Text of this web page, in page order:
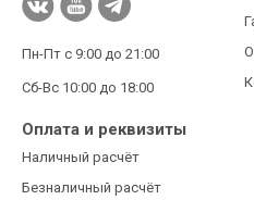
Пн-Пт с 9:00 до 21:00
Сб-Вс 10:00 до 18:00
Оплата и реквизиты
Наличный расчёт
Безналичный расчёт